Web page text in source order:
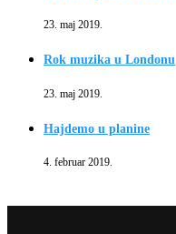
23. maj 2019.
Rok muzika u Londonu
23. maj 2019.
Hajdemo u planine
4. februar 2019.